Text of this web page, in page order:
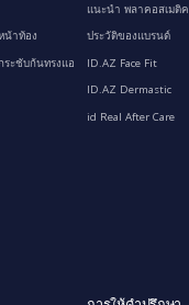
น้าท้อง
ระชับก้นทรงแอ
แนะนำ พลาคอสเมติค
ประวัติของแบรนด์
ID.AZ Face Fit
ID.AZ Dermastic
id Real After Care